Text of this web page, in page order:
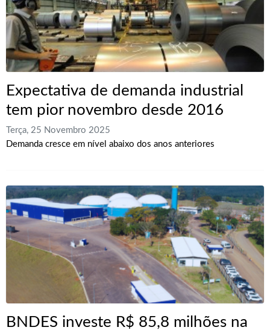
Expectativa de demanda industrial
tem pior novembro desde 2016
Terça, 25 Novembro 2025
Demanda cresce em nível abaixo dos anos anteriores
BNDES investe R$ 85,8 milhões na